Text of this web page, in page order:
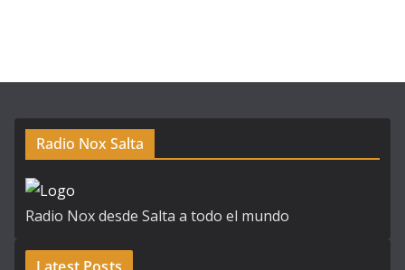
Radio Nox Salta
Radio Nox desde Salta a todo el mundo